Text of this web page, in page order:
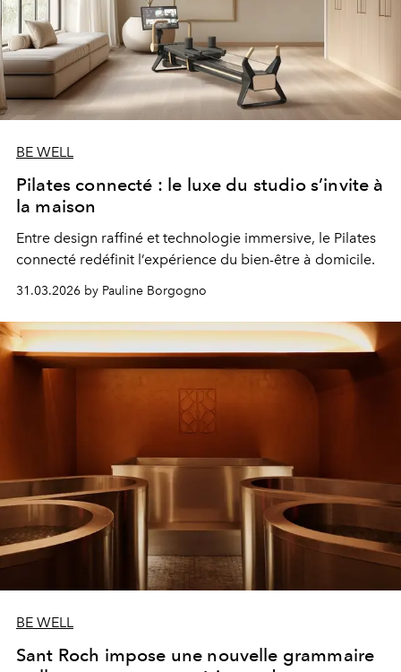
BE WELL
Pilates connecté : le luxe du studio s’invite à
la maison
Entre design raffiné et technologie immersive, le Pilates
connecté redéfinit l’expérience du bien-être à domicile.
31.03.2026 by Pauline Borgogno
BE WELL
Sant Roch impose une nouvelle grammaire